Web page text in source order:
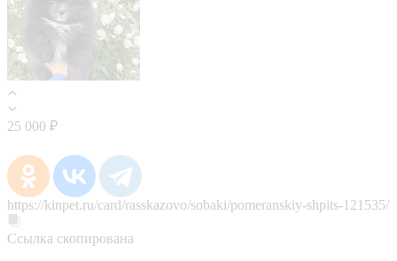
25 000 ₽
https://kinpet.ru/card/rasskazovo/sobaki/pomeranskiy-shpits-121535/
Ссылка скопирована